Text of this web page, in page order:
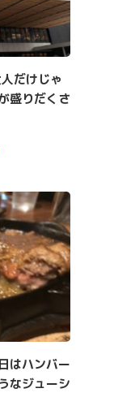
だけじゃ
盛りだくさ
はハンバー
なジューシ